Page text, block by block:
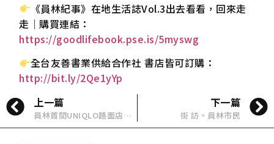
《員林紀事》在地生活誌Vol.3出去看看，回來走
走｜購買連結：
https://goodlifebook.pse.is/5myswg
全台友善書業供給合作社 書店皆可訂購：
http://bit.ly/2Qe1yYp
上一篇
員林首間UNIQLO路面店—「彰化員林大道店」5/24 盛大開幕！
下一篇
街 訪。員林市民